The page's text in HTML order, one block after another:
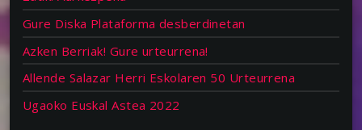
Gure Diska Plataforma desberdinetan
Azken Berriak! Gure urteurrena!
Allende Salazar Herri Eskolaren 50 Urteurrena
Ugaoko Euskal Astea 2022